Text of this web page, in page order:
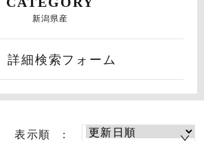
新潟県産
詳細検索フォーム
表示順 :